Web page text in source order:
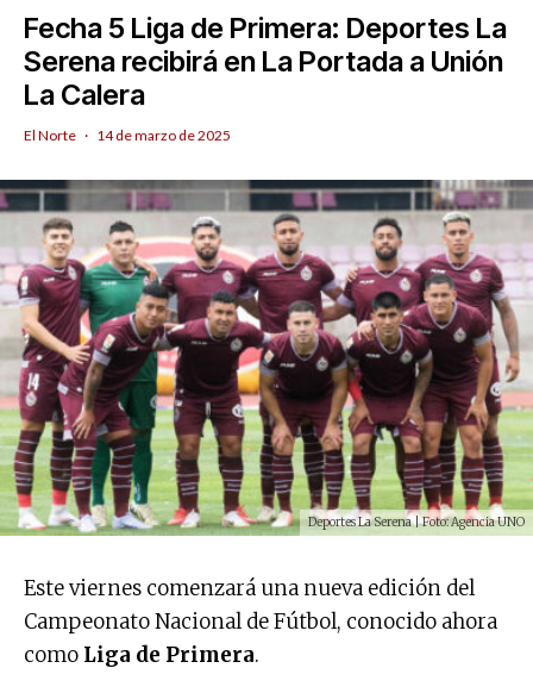
Fecha 5 Liga de Primera: Deportes La
Serena recibirá en La Portada a Unión
La Calera
El Norte · 14 de marzo de 2025
Deportes La Serena | Foto: Agencia UNO
Este viernes comenzará una nueva edición del
Campeonato Nacional de Fútbol, conocido ahora
como Liga de Primera.